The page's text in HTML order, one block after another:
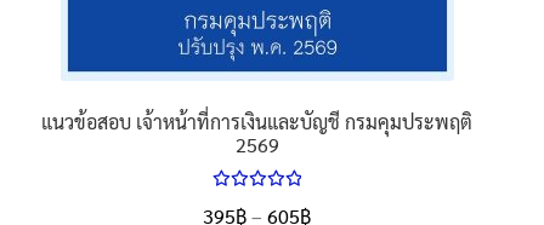
แนวข้อสอบ เจ้าหน้าที่การเงินและบัญชี กรมคุมประพฤติ
2569
395฿– 605฿Price